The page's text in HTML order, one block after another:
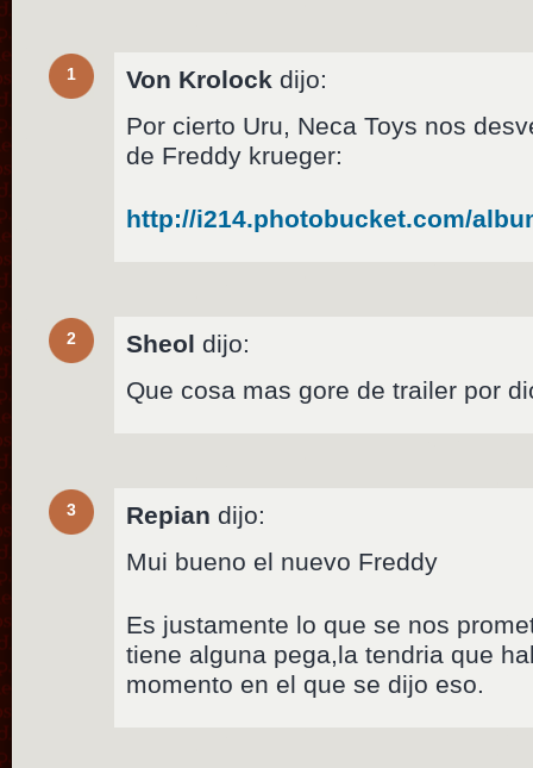
1 Von Krolock dijo:
Por cierto Uru, Neca Toys nos
de Freddy krueger:
http://i214.photobucket.com/
2 Sheol dijo:
Que cosa mas gore de trailer por
3 Repian dijo:
Mui bueno el nuevo Freddy
Es justamente lo que se nos
tiene alguna pega,la tendria que
momento en el que se dijo eso.